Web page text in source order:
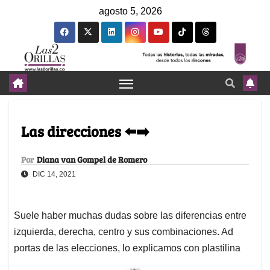
agosto 5, 2026
Las direcciones ⬅️➡️
Por Diana van Gompel de Romero
DIC 14, 2021
Suele haber muchas dudas sobre las diferencias entre
izquierda, derecha, centro y sus combinaciones. Ad
portas de las elecciones, lo explicamos con plastilina